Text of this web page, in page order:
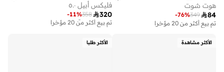
هوت شوت
84
349
-76%
تم بيع أكثر من 20 مؤخرا
فليكس أبيل ٥.٠
320
358
-11%
توصيل مجاني
تم بيع أكثر من 20 مؤخرا
تم بيع أكثر من 20 مؤخرا
الأكثر مشاهدة الأكثر طلبا